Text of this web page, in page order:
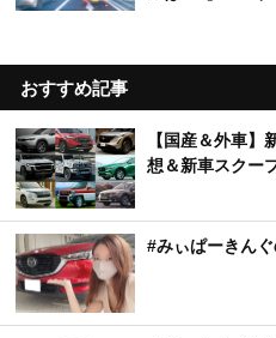
おすすめ記事
【国産＆外車
想＆新車スクー
#みぃぱーきん